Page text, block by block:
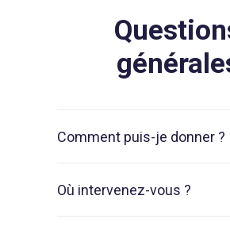
Comment puis-je donner ?
Où intervenez-vous ?